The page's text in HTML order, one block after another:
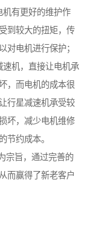
机有更好的维护作
到较大的扭矩，传
对电机进行保护；
机，直接让电机承
，而电机的成本很
行星减速机承受较
坏，减少电机维修
节约成本。
宗旨，通过完善的
而赢得了新老客户